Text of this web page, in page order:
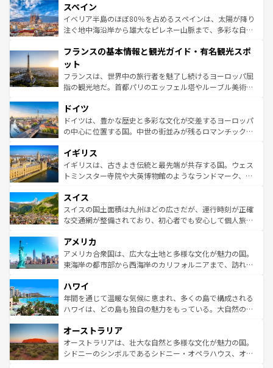
ろん、トスカーナの美しい田園風景やアマルフィ海岸の絶
景など、自然景観も見逃せない。観光の合間には、本場の
ピザやパスタなど、絶品のイタリア料理を堪能することも
ませてくれるイタリアで、忘れられない旅をしてみよう！
なお、新着のイタリア情報は
しい。
スペイン
イベリア半島のほぼ80％を占めるスペインは、太陽が降り
注ぐ地中海沿岸から雄大なピレネー山脈まで、多彩な自然
文化が根付くこの国では、情熱的なフラメンコ、熱気あふ
れる闘牛、そして美味しいタパスが生活の一部となってい
る。首都マドリードの洗練された雰囲気や、バルセロナの
アートに溢れた街角から、地方では古代ローマ遺跡や中世
せる。地方によって風土や気候が異なるスペインはその個
性で訪れる人を魅了する。 なお、新着のスペイン情報は コ
ンテンツ一覧を参照してほしい。
フランスの基本情報と観光ガイド・有名観光スポ
ット
フランスは、世界中の旅行者を魅了し続けるヨーロッパ屈
指の観光地だ。首都パリのエッフェル塔やルーブル美術館
で、幅広い魅力が詰まっている。華麗な宮殿、歴史的な大
聖堂、美しいビーチ、そして豊かな自然が、訪れる者を心
から魅了する。また、フランスは美食の国としても知ら
いる。シャンパンの発祥地であるランス、プロヴァンスの
香り高いラベンダー畑など、多彩な楽しみ方が可能だ。さ
らに、パリ以外の地域にも魅力が溢れており、どの街角に
れる地方に足を運ぶとそれぞれで全く異なる文化を体験で
きるだろう。 なお、新着のフランス情報はコンテンツ一覧
を参照してほしい。
ドイツ
ドイツは、豊かな歴史と多彩な文化が交差するヨーロッパ
の中心に位置する国。中世の街並みが残るロマンチック街
顔を持つこの国は、どこを歩いても飽きることがない。ベ
ルリンの文化的活気、バイエルン州のアルプスの絶景、そ
してライン川沿いのワイン畑といった風景は必見。ビール
は、お酒好きな人にはぜひ体験してほしい。 なお、新着の
ドイツ情報はコンテンツ一覧を参照してほしい。
イギリス
イギリスは、古きよき伝統と最先端が共存する国。ウェス
トミンスター寺院や大英博物館のようなランドマーク、歴
リアごとに異なる魅力がある。また、優雅なアフタヌーン
ティー、ビール好きにはたまらない英国パブ、サッカー観
戦など、本場だからこそできる体験も豊富。イギリスを旅
ンツ一覧を参照してほしい。
スイス
スイスの国土面積は九州ほどの広さだが、運行時刻が正確
な交通網が整備されており、初心者でも安心して個人旅行
の建物がそのまま残る町や、スイスならではのユニークな
博物館もあり、アルプス観光だけでなく町歩きも満喫する
ことができる。国民の所得が高いため物価も高いが、旅行
ば市内交通費無料で観光を楽しむこともできる。 なお、新
着のスイス情報はコンテンツ一覧 を参照してほしい。
アメリカ
アメリカ合衆国は、広大な土地と多様な文化が魅力の国。
東海岸の都市部から西海岸のカリフォルニアまで、訪れる
のような巨大都市は、観光、ショッピング、エンターテイ
ンメントが詰まった刺激的なスポットだ。一方、アメリカ
西部には大自然が広がり、グランドキャニオンやイエロー
部のニューオーリンズでは、音楽と美食が融合した独特の
文化が魅力。旅行者はアメリカの各地域で異なる魅力を楽
しみながら、その多様性と豊かな歴史を感じることができ
ハワイ
年間を通じて温暖な気候に恵まれ、多くの島で構成される
ハワイは、どの島も独自の魅力をもっている。大自然の神
ワイ島は見逃せない。また、定番の観光地といえばオアフ
島だが、静かな自然を求めるならマウイ島やカウアイ島が
おすすめ。エメラルドグリーンに輝く海をはじめ、豊かな
オーストラリア
オーストラリアは、壮大な自然と多様な文化が魅力の国。
シドニーのシンボルであるシドニー・オペラハウス、オー